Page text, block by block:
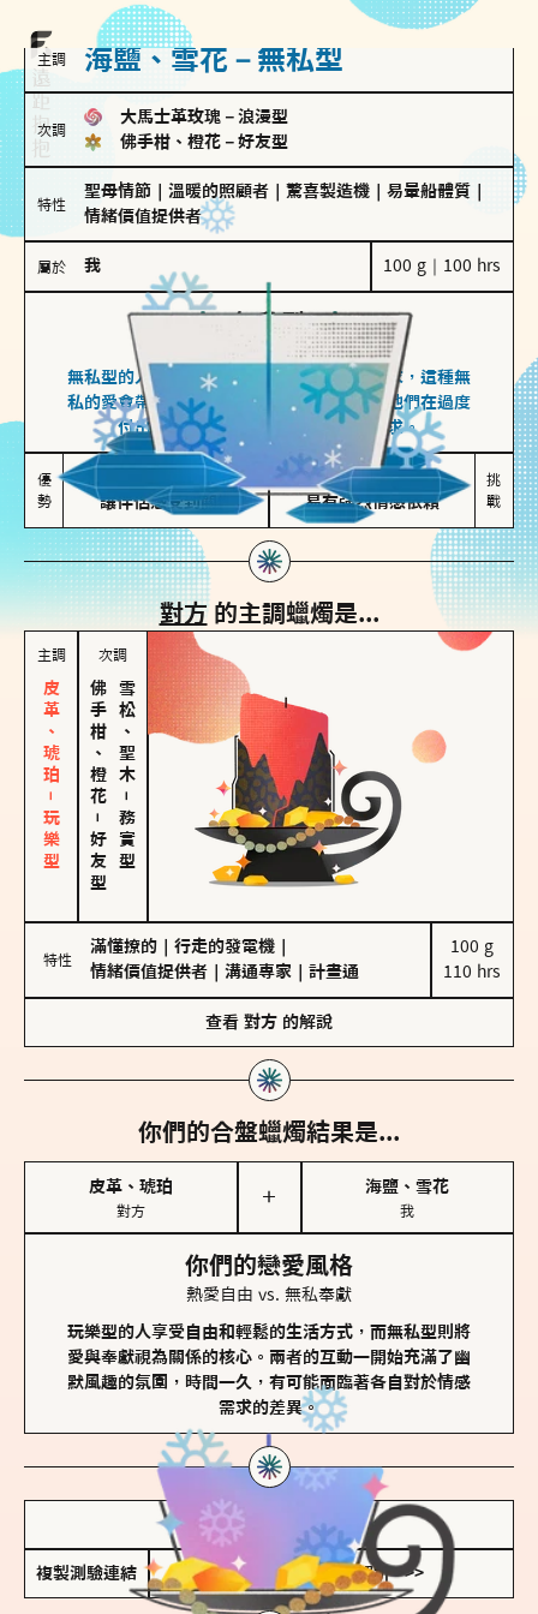
主調 海鹽、雪花－無私型
次調
大馬士革玫瑰 － 浪漫型
佛手柑、橙花 － 好友型
特性
聖母情節 溫暖的照顧者 驚喜製造機 易暈船體質
情緒價值提供者
屬於 我 100 g｜100 hrs
無私型
海鹽、雪花
無私型的人傾向用心呵護、滿足另一半的需求，這種無
私的愛會帶來緊密的關係連結，但也可能讓他們在過度
付出中迷失自我，忽略自己真正的需求。
優
勢
讓伴侶感受到關懷
較難設立界線
易有強烈情感依賴
挑
戰
對方的主調蠟燭是...
主調
皮革、琥珀－玩樂型
次調
佛手柑、橙花
－
好友型
雪松、聖木
－
務實型
特性
滿懂撩的 行走的發電機
情緒價值提供者
溝通專家 計畫通
100 g
110 hrs
查看 對方 的解說
你們的合盤蠟燭結果是...
皮革、琥珀
對方
＋
海鹽、雪花
我
你們的戀愛風格
熱愛自由 vs. 無私奉獻
玩樂型的人享受自由和輕鬆的生活方式，而無私型則將
愛與奉獻視為關係的核心。兩者的互動一開始充滿了幽
默風趣的氛圍，時間一久，有可能面臨著各自對於情感
需求的差異。
儲存我的結果圖
複製測驗連結 查看香氛類型全解析 >>>